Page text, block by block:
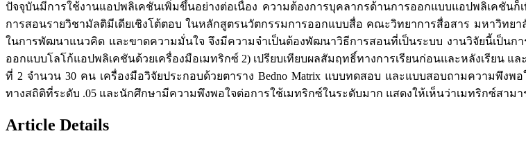
ปัจจุบันมีการใช้งานแอปพลิเคชันเพิ่มขึ้นอย่างต่อเนื่อง ความต้องการบุคลากรด้านการออกแบบแอปพลิเคชั
การสอนรายวิชามัลติมีเดียเชิงโต้ตอบ ในหลักสูตรนวัตกรรมการออกแบบสื่อ คณะวิทยาการสื่อสาร มหาวิท
ในการพัฒนาแนวคิด และขาดความมั่นใจ จึงมีความจำเป็นต้องพัฒนาวิธีการสอนที่เป็นระบบ งานวิจัยนี้เป็นก
ออกแบบโลโก้แอปพลิเคชันด้วยเครื่องมือเมทริกซ์ 2) เปรียบเทียบผลสัมฤทธิ์ทางการเรียนก่อนและหลังเรียน
ที่ 2 จำนวน 30 คน เครื่องมือวิจัยประกอบด้วยตาราง Bedno Matrix แบบทดสอบ และแบบสอบถามความพึงพ
ทางสถิติที่ระดับ .05 และนักศึกษามีความพึงพอใจต่อการใช้เมทริกซ์ในระดับมาก แสดงให้เห็นว่าเมทริกซ์สา
Article Details